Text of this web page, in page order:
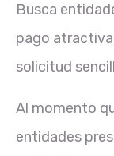
Busca
pago
solicitud
Al momento
entidades